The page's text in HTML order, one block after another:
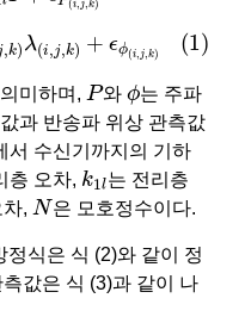
(i, j,k)
,k)λ(i,j,k) + ϵϕ(i, j,k) (1)
λ +
미하며, P
P와ϕ
ϕ는 주파
과 반송파 위상 관측값
서 수신기까지의 기하
층 오차, k1l
k 1l는 전리층
, N
N 은 모호정수이다.
식은 식 (2)와 같이 정
값은 식 (3)과 같이 나